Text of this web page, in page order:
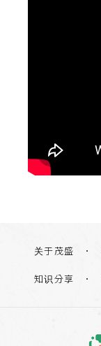
关于茂盛
知识分享